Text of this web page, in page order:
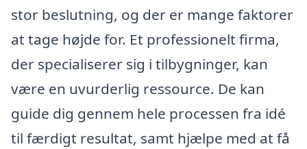
stor beslutning, og der er mange faktorer
at tage højde for. Et professionelt firma,
der specialiserer sig i tilbygninger, kan
være en uvurderlig ressource. De kan
guide dig gennem hele processen fra idé
til færdigt resultat, samt hjælpe med at få